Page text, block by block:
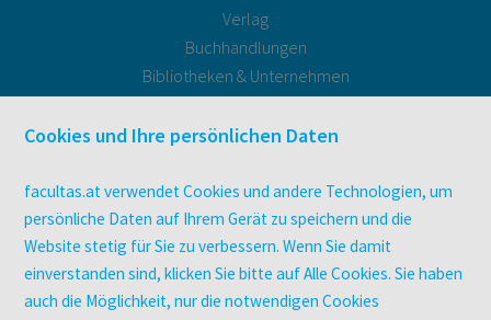
Verlag
Buchhandlungen
Bibliotheken & Unternehmen
Druckerei facultas druckt.
Zeitschriften
Digitale Angebote
UNTERNEHMEN
Cookies und Ihre persönlichen Daten
facultas.at verwendet Cookies und andere Technologien, um
persönliche Daten auf Ihrem Gerät zu speichern und die
Website stetig für Sie zu verbessern. Wenn Sie damit
einverstanden sind, klicken Sie bitte auf Alle Cookies. Sie haben
auch die Möglichkeit, nur die notwendigen Cookies